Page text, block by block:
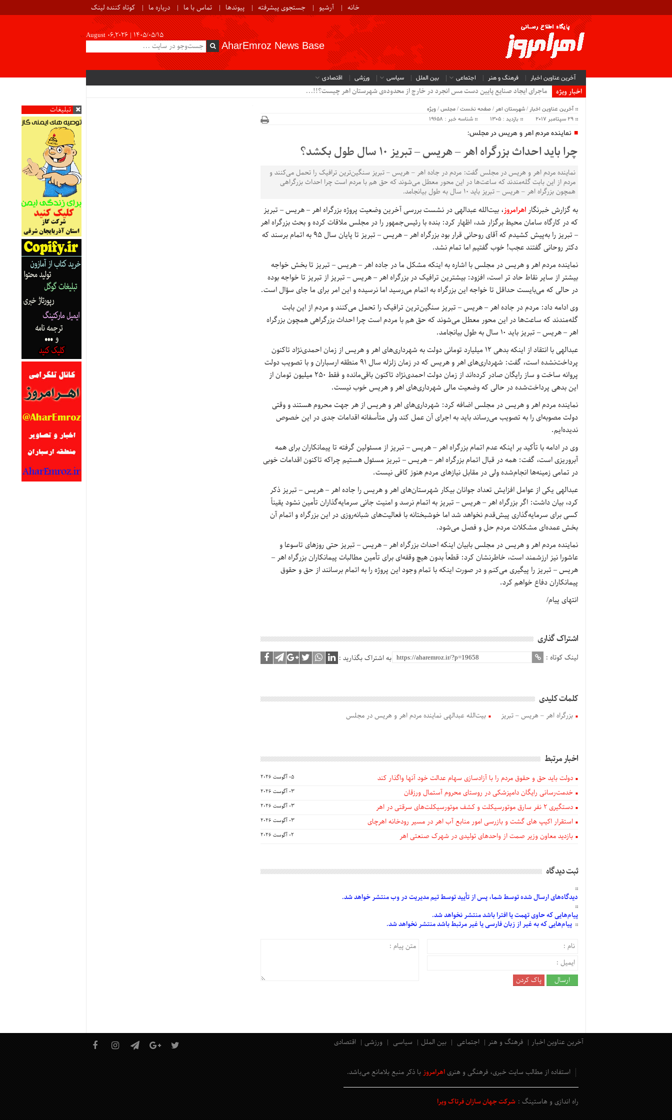
خانه آرشیو جستجوی پیشرفته پیوندها تماس با ما درباره ما کوتاه کننده لینک
August 06,2026 | ۱۴۰۵/۰۵/۱۵
AharEmroz News Base
آخرین عناوین اخبار فرهنگ و هنر اجتماعی بین الملل سیاسی ورزشی اقتصادی
اخبار ویژه
ماجرای ایجاد صنایع پایین دست مس انجرد در خارج از محدوده‌ی شهرستان اهر چیست؟!!...
تبلیغات
آخرین عناوین اخبار /شهرستان اهر /صفحه نخست/مجلس/ ویژه
29 سپتامبر 2017
بازدید : 1305 شناسه خبر : 19658
نماینده مردم اهر و هریس در مجلس:
چرا باید احداث بزرگراه اهر – هریس – تبریز 10 سال طول بکشد؟
نماینده مردم اهر و هریس در مجلس گفت: مردم در جاده اهر – هریس – تبریز سنگین‌ترین ترافیک را تحمل می‌کنند و
مردم از این بابت گله‌مندند که ساعت‌ها در این محور معطل می‌شوند که حق هم با مردم است چرا احداث بزرگراهی
همچون بزرگراه اهر – هریس – تبریز باید 10 سال به طول بیانجامد.
به گزارش خبرنگار اهرامروز، بیت‌الله عبدالهی در نشست بررسی آخرین وضعیت پروژه بزرگراه اهر – هریس – تبریز
که در کارگاه سامان محیط برگزار شد، اظهار کرد: بنده با رئیس‌جمهور را در مجلس ملاقات کرده و بحث بزرگراه اهر
– تبریز را به‌پیش کشیدم که آقای روحانی قرار بود بزرگراه اهر – هریس – تبریز تا پایان سال 95 به اتمام برسند که
دکتر روحانی گفتند عجب! خوب گفتیم اما تمام نشد.
نماینده مردم اهر و هریس در مجلس با اشاره به اینکه مشکل ما در جاده اهر – هریس – تبریز تا بخش خواجه
بیشتر از سایر نقاط حاد تر است، افزود: بیشترین ترافیک در بزرگراه اهر – هریس – تبریز از تبریز تا خواجه بوده
در حالی که می‌بایست حداقل تا خواجه این بزرگراه به اتمام می‌رسید اما نرسیده و این امر برای ما جای سؤال است.
وی ادامه داد: مردم در جاده اهر – هریس – تبریز سنگین‌ترین ترافیک را تحمل می‌کنند و مردم از این بابت
گله‌مندند که ساعت‌ها در این محور معطل می‌شوند که حق هم با مردم است چرا احداث بزرگراهی همچون بزرگراه
اهر – هریس – تبریز باید 10 سال به طول بیانجامد.
عبدالهی با انتقاد از اینکه بدهی 12 میلیارد تومانی دولت به شهرداری‌های اهر و هریس از زمان احمدی‌نژاد تاکنون
پرداخت‌نشده است، گفت: شهرداری‌های اهر و هریس که در زمان زلزله سال 91 منطقه ارسباران و با تصویب دولت
پروانه ساخت و ساز رایگان صادر کرده‌اند از زمان دولت احمدی‌نژاد تاکنون باقی‌مانده و فقط 250 میلیون تومان از
این بدهی پرداخت‌شده در حالی که وضعیت مالی شهرداری‌های اهر و هریس خوب نیست.
نماینده مردم اهر و هریس در مجلس اضافه کرد: شهرداری‌های اهر و هریس از هر جهت محروم هستند و وقتی
دولت مصوبه‌ای را به تصویب می‌رساند باید به اجرای آن عمل کند ولی متأسفانه اقدامات جدی در این خصوص
ندیده‌ایم.
وی در ادامه با تأکید بر اینکه عدم اتمام بزرگراه اهر – هریس – تبریز از مسئولین گرفته تا پیمانکاران برای همه
آبروریزی است، گفت: همه در قبال اتمام بزرگراه اهر – هریس – تبریز مسئول هستیم چراکه تاکنون اقدامات خوبی
در تمامی زمینه‌ها انجام‌شده ولی در مقابل نیازهای مردم هنوز کافی نیست.
عبدالهی یکی از عوامل افزایش تعداد جوانان بیکار شهرستان‌های اهر و هریس را جاده اهر – هریس – تبریز ذکر
کرد، بیان داشت: اگر بزرگراه اهر – هریس – تبریز به اتمام نرسد و امنیت جانی سرمایه‌گذاران تأمین نشود یقیناً
کسی برای سرمایه‌گذاری پیش‌قدم نخواهد شد اما خوشبختانه با فعالیت‌های شبانه‌روزی در این بزرگراه و اتمام آن
بخش عمده‌ای مشکلات مردم حل و فصل می‌شود.
نماینده مردم اهر و هریس در مجلس بابیان اینکه احداث بزرگراه اهر – هریس – تبریز حتی روزهای تاسوعا و
عاشورا نیز ارزشمند است، خاطرنشان کرد: قطعاً بدون هیچ وقفه‌ای برای تأمین مطالبات پیمانکاران بزرگراه اهر –
هریس – تبریز را پیگیری می‌کنم و در صورت اینکه با تمام وجود این پروژه را به اتمام برسانند از حق و حقوق
پیمانکاران دفاع خواهم کرد.
انتهای پیام/
اشتراک گذاری
لینک کوتاه : به اشتراک بگذارید :
کلمات کلیدی
بزرگراه اهر – هریس – تبریز بیت‌الله عبدالهی نماینده مردم اهر و هریس در مجلس
اخبار مرتبط
دولت باید حق و حقوق مردم را با آزادسازی سهام عدالت خود آنها واگذار کند 05 آگوست 2026
خدمت‌رسانی رایگان دامپزشکی در روستای محروم آستمال ورزقان 03 آگوست 2026
دستگيری ۲ نفر سارق موتورسیکلت و کشف موتورسیکلت‌های سرقتی در اهر 03 آگوست 2026
استقرار اکیپ های گشت و بازرسی امور منابع آب اهر در مسیر رودخانه اهرچای 03 آگوست 2026
بازدید معاون وزیر صمت از واحدهای تولیدی در شهرک صنعتی اهر 02 آگوست 2026
ثبت دیدگاه
دیدگاه‌هایارسالشدهتوسط شما، پس از تأییدتوسط تیم مدیریت در وب منتشر خواهد شد.
پیام‌هاییکه حاوی تهمت یا افترا باشد منتشر نخواهد شد.
پیام‌هاییکه به غیر از زبان فارسی یا غیر مرتبط باشد منتشر نخواهد شد.
آخرین عناوین اخبار فرهنگ و هنر اجتماعی بین الملل سیاسی ورزشی اقتصادی
استفاده از مطالب سایت خبری، فرهنگی و هنری اهرامروز با ذکر منبع بلامانع می‌باشد.
راه اندازی و هاستینگ : شرکت جهان سازان فرتاک ویرا